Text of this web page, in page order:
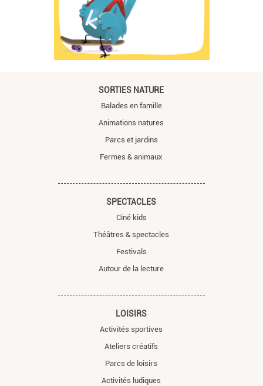
SORTIES NATURE
Balades en famille
Animations natures
Parcs et jardins
Fermes & animaux
SPECTACLES
Ciné kids
Théâtres & spectacles
Festivals
Autour de la lecture
LOISIRS
Activités sportives
Ateliers créatifs
Parcs de loisirs
Activités ludiques